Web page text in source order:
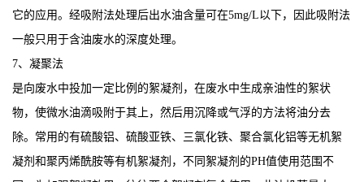
它的应用。经吸附法处理后出水油含量可在5mg/L以下，因此吸附法
一般只用于含油废水的深度处理。
7、凝聚法
是向废水中投加一定比例的絮凝剂，在废水中生成亲油性的絮状
物，使微水油滴吸附于其上，然后用沉降或气浮的方法将油分去
除。常用的有硫酸铝、硫酸亚铁、三氯化铁、聚合氯化铝等无机絮
凝剂和聚丙烯酰胺等有机絮凝剂，不同絮凝剂的PH值使用范围不